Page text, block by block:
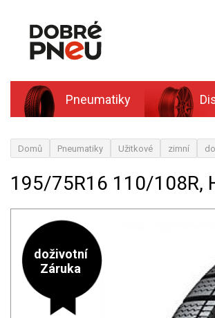
Pneumatiky
Domů Pneumatiky Užitkové zimní
195/75R16 110/108R,
doživotní
Záruka